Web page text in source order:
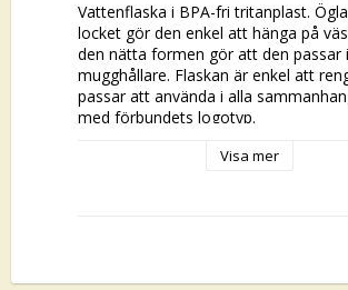
Vattenflaska i BPA-fri tritanplast.
locket gör den enkel att hänga på
den nätta formen gör att den passar
mugghållare. Flaskan är enkel att
passar att använda i alla
med förbundets logotyp.
Visa mer